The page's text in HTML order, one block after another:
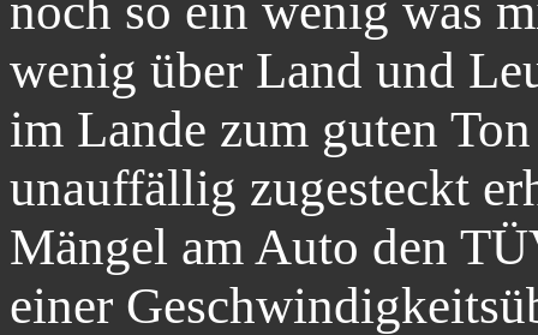
noch so ein wenig was
wenig über Land und
im Lande zum guten
unauffällig zugesteckt
Mängel am Auto den
einer